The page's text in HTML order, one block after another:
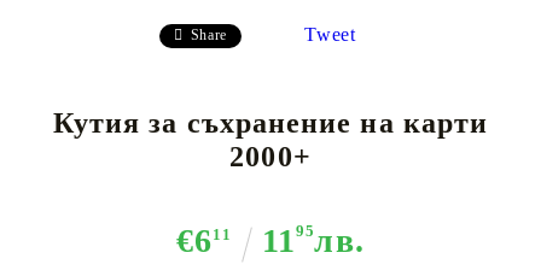
Share Tweet
Кутия за съхранение на карти
2000+
€611 1195лв.